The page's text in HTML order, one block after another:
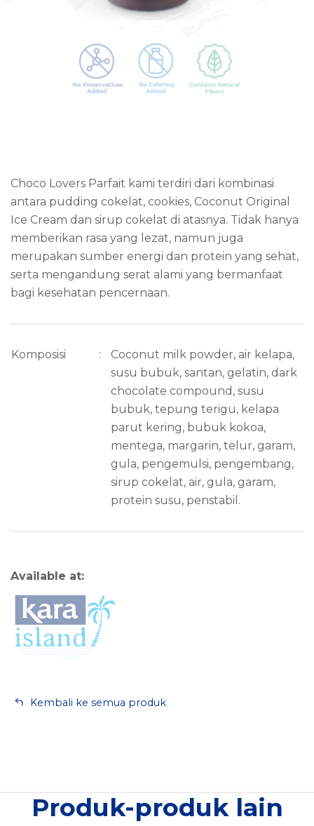
Choco Lovers Parfait kami terdiri dari kombinasi
antara pudding cokelat, cookies, Coconut Original
Ice Cream dan sirup cokelat di atasnya. Tidak hanya
memberikan rasa yang lezat, namun juga
merupakan sumber energi dan protein yang sehat,
serta mengandung serat alami yang bermanfaat
bagi kesehatan pencernaan.
Komposisi :
Coconut milk powder, air kelapa,
susu bubuk, santan, gelatin, dark
chocolate compound, susu
bubuk, tepung terigu, kelapa
parut kering, bubuk kokoa,
mentega, margarin, telur, garam,
gula, pengemulsi, pengembang,
sirup cokelat, air, gula, garam,
protein susu, penstabil.
Available at:
Kembali ke semua produk
Produk-produk lain